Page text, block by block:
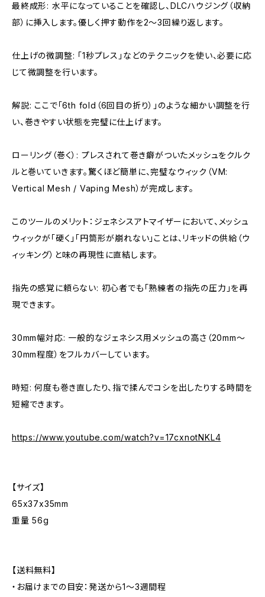
最終成形: 水平になっていることを確認し、DLCハウジング（収納
部）に挿入します。優しく押す動作を2〜3回繰り返します。
仕上げの微調整: 「1秒プレス」などのテクニックを使い、必要に応
じて微調整を行います。
解説: ここで「6th fold（6回目の折り）」のような細かい調整を行
い、巻きやすい状態を完璧に仕上げます。
ローリング（巻く）: プレスされて巻き癖がついたメッシュをクルク
ルと巻いていきます。驚くほど簡単に、完璧なウィック（VM:
Vertical Mesh / Vaping Mesh）が完成します。
このツールのメリット：ジェネシスアトマイザーにおいて、メッシュ
ウィックが「硬く」「円筒形が崩れない」ことは、リキッドの供給（ウ
ィッキング）と味の再現性に直結します。
指先の感覚に頼らない: 初心者でも「熟練者の指先の圧力」を再
現できます。
30mm幅対応: 一般的なジェネシス用メッシュの高さ（20mm〜
30mm程度）をフルカバーしています。
時短: 何度も巻き直したり、指で揉んでコシを出したりする時間を
短縮できます。
https://www.youtube.com/watch?v=17cxnotNKL4
【サイズ】
65x37x35mm
重量 56g
【送料無料】
・お届けまでの目安：発送から1～3週間程